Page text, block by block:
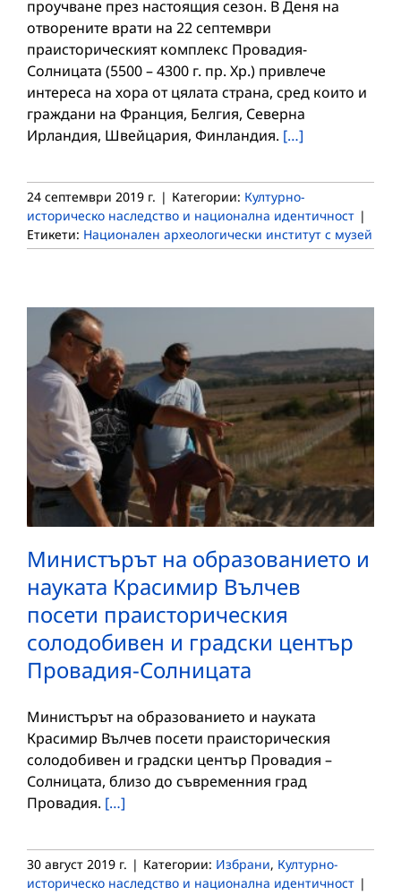
проучване през настоящия сезон. В Деня на
отворените врати на 22 септември
праисторическият комплекс Провадия-
Солницата (5500 – 4300 г. пр. Хр.) привлече
интереса на хора от цялата страна, сред които и
граждани на Франция, Белгия, Северна
Ирландия, Швейцария, Финландия. […]
24 септември 2019 г. | Категории: Културно-
историческо наследство и национална идентичност |
Етикети: Национален археологически институт с музей
Министърът на образованието и
науката Красимир Вълчев
посети праисторическия
солодобивен и градски център
Провадия-Солницата
Министърът на образованието и науката
Красимир Вълчев посети праисторическия
солодобивен и градски център Провадия –
Солницата, близо до съвременния град
Провадия. […]
30 август 2019 г. | Категории: Избрани, Културно-
историческо наследство и национална идентичност |